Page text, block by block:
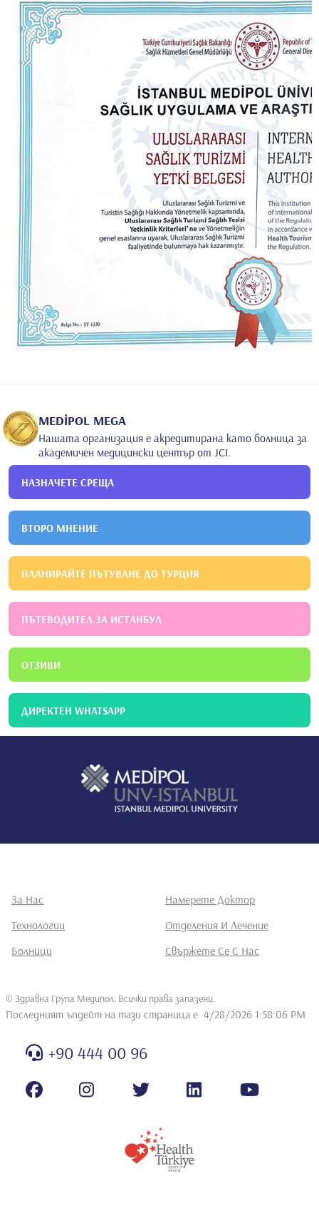
MEDİPOL MEGA
Нашата организация е акредитирана като болница за
академичен медицински център от JCI.
НАЗНАЧЕТЕ СРЕЩА
ВТОРО МНЕНИЕ
ПЛАНИРАЙТЕ ПЪТУВАНЕ ДО ТУРЦИЯ
ПЪТЕВОДИТЕЛ ЗА ИСТАНБУЛ
ОТЗИВИ
ДИРЕКТЕН WHATSAPP
За Нас
Намерете Доктор
Технологии
Отделения И Лечение
Болници
Свържете Се С Нас
© Здравна Група Медипол. Всички права запазени.
Последният ъпдейт на тази страница е 4/28/2026 1:58:06 PM
+90 444 00 96